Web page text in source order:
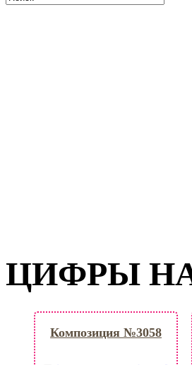
ЦИФРЫ
Композиция №3058